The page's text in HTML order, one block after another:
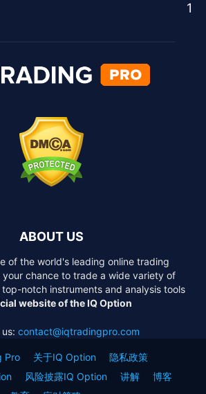
1
ABOUT US
of the world's leading online trading
your chance to trade a wide variety of
notch instruments and analysis tools
website of the IQ Option
contact@iqtradingpro.com
Pro 关于IQ Option
隐私政策
风险披露IQ Option 讲解
博客